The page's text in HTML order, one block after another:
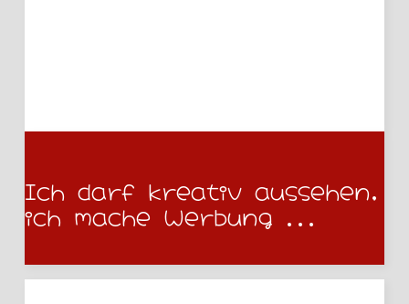
Ich darf kreativ aussehen,
ich mache Werbung ...